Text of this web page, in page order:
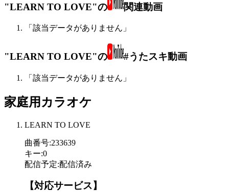
"LEARN TO LOVE"の 関連動画
「該当データがありません」
"LEARN TO LOVE"の #うたスキ動画
「該当データがありません」
家庭用カラオケ
LEARN TO LOVE
曲番号:233639
キー:0
配信予定:配信済み
【対応サービス】